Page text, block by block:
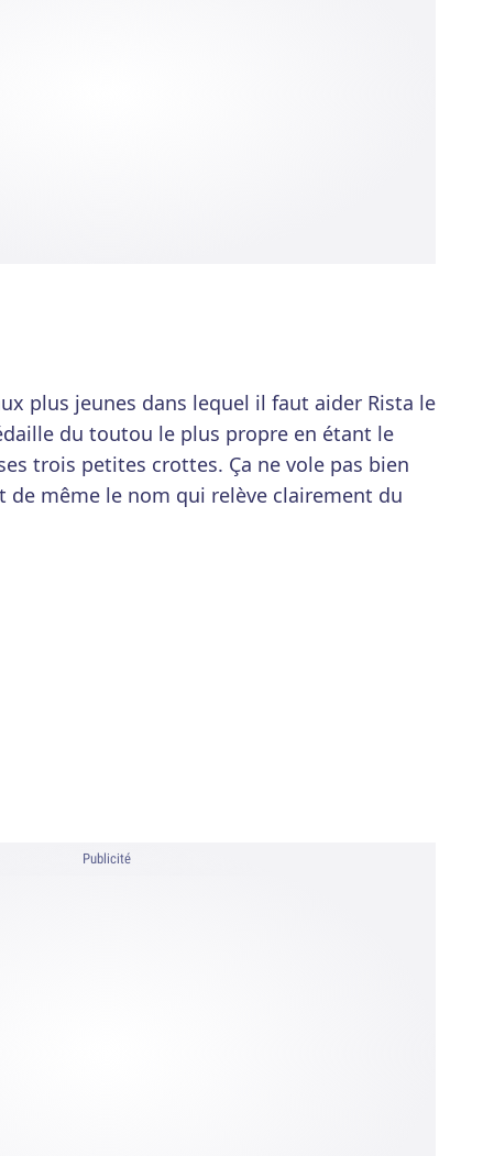
plus jeunes dans lequel il faut aider Rista le
du toutou le plus propre en étant le
trois petites crottes. Ça ne vole pas bien
de même le nom qui relève clairement du
Publicité